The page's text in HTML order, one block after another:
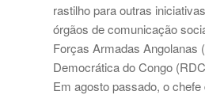
rastilho para outras
órgãos de comunicação
Forças Armadas Angolanas
Democrática do Congo
Em agosto passado, o